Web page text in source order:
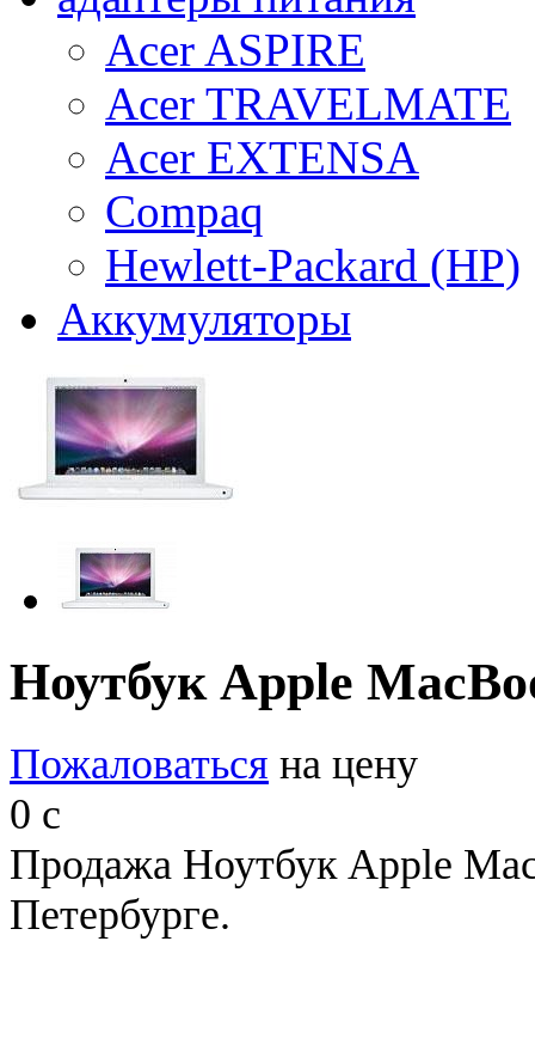
Acer ASPIRE
Acer TRAVELMATE
Acer EXTENSA
Compaq
Hewlett-Packard (HP)
Аккумуляторы
Ноутбук Apple
Пожаловаться на цену
0 c
Продажа Ноутбук Apple
Петербурге.